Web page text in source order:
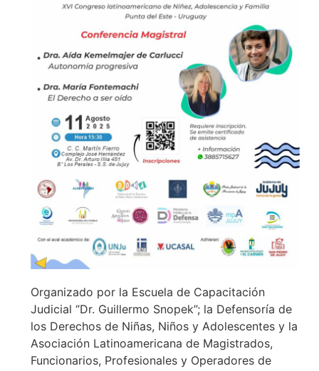
Organizado por la Escuela de Capacitación
Judicial “Dr. Guillermo Snopek”; la Defensoría de
los Derechos de Niñas, Niños y Adolescentes y la
Asociación Latinoamericana de Magistrados,
Funcionarios, Profesionales y Operadores de